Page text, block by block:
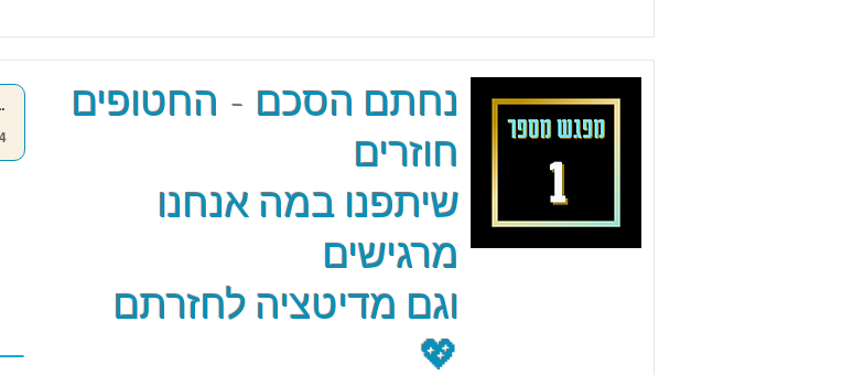
מדיטציה
נחתם הסכם - החטופים
חוזרים
שיתפנו במה אנחנו
מרגישים
וגם מדיטציה לחזרתם
💖